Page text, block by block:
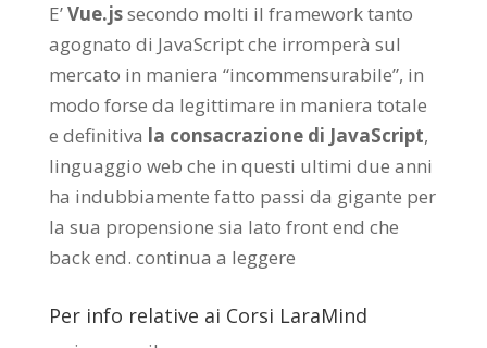
E’Vue.jssecondo molti il framework tanto
agognato di JavaScript che irromperà sul
mercato in maniera “incommensurabile”, in
modo forse da legittimare in maniera totale
e definitiva la consacrazione di JavaScript,
linguaggio web che in questi ultimi due anni
ha indubbiamente fatto passi da gigante per
la sua propensione sia lato front end che
back end. continua a leggere
Per info relative ai Corsi LaraMind